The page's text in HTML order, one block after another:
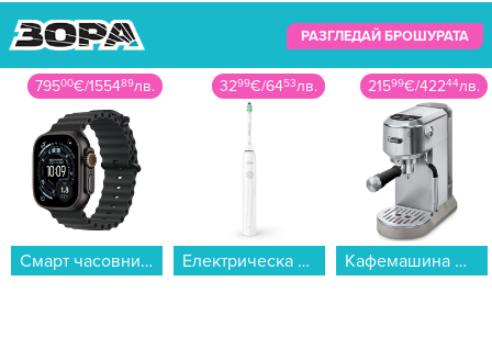
РАЗГЛЕДАЙ БРОШУРАТА
79500€/155489лв.
Смарт часовник Apple Watch Ultra 3 49mm Black/Black Ocean Band mf0j4 , 1.98...
3299€/6453лв.
Електрическа четка за зъби Philips HX4022/01 Sonicare...
21599€/42244лв.
Кафемашина DeLonghi EC890.M...